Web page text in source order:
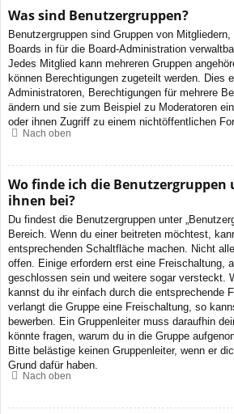
Was sind Benutzergruppen?
Benutzergruppen sind Gruppen von
Boards in für die Board-Administration
Jedes Mitglied kann mehreren Gruppen
können Berechtigungen zugeteilt werden. Dies
Administratoren, Berechtigungen für mehrere
ändern und sie zum Beispiel zu Moderatoren
oder ihnen Zugriff zu einem nichtöffentlichen
Nach oben
Wo finde ich die Benutzergruppen
ihnen bei?
Du findest die Benutzergruppen unter
Bereich. Wenn du einer beitreten möchtest,
entsprechenden Schaltfläche machen. Nicht
offen. Einige erfordern erst eine Freischaltung,
geschlossen sein und weitere sogar versteckt.
kannst du ihr einfach durch die entsprechende
verlangt die Gruppe eine Freischaltung, so
bewerben. Ein Gruppenleiter muss daraufhin
könnte fragen, warum du in die Gruppe
Bitte belästige keinen Gruppenleiter, wenn er
Grund dafür haben.
Nach oben